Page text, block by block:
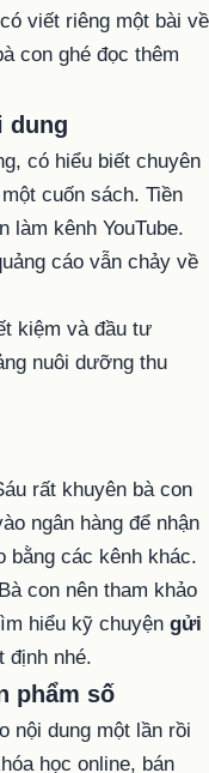
viết riêng một bài về
con ghé đọc thêm
dung
có hiểu biết chuyên
cuốn sách. Tiền
làm kênh YouTube.
cáo vẫn chảy về
nuôi dưỡng thu
rất khuyên bà con
ngân hàng để nhận
bằng các kênh khác.
con nên tham khảo
hiểu kỹ chuyện gửi
định nhé.
phẩm số
nội dung một lần rồi
học online, bán